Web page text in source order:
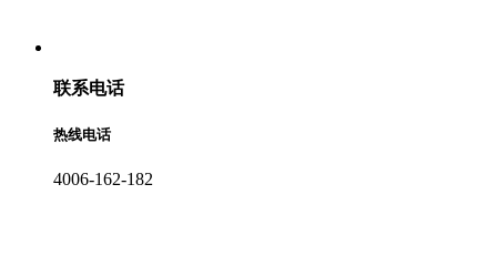
联系电话
热线电话
4006-162-182